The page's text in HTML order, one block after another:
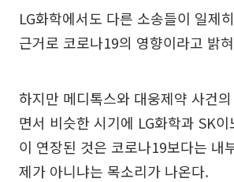
LG화학에서도 다른 소송들이 일제
근거로 코로나19의 영향이라고 밝
하지만 메디톡스와 대웅제약 사건
면서 비슷한 시기에 LG화학과 SK
이 연장된 것은 코로나19보다는 내
제가 아니냐는 목소리가 나온다.